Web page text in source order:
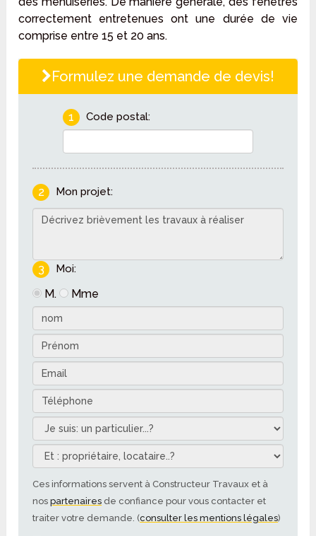
correctement entretenues ont une durée de vie
comprise entre 15 et 20 ans.
Formulez une demande de devis!
1 Code postal:
2 Mon projet:
3 Moi:
M. Mme
Ces informations servent à Constructeur Travaux et à
nospartenaires de confiance pour vous contacter et
traiter votre demande. (consulter les mentions légales)